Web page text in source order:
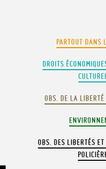
PARTOUT DANS
DROITS
OBS. DE LA LIBERTÉ
OBS. DES LIBERTÉS ET